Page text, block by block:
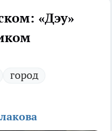
«Дэу»
город